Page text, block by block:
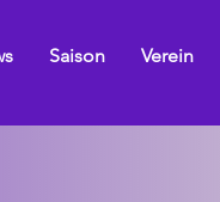
Saison Verein